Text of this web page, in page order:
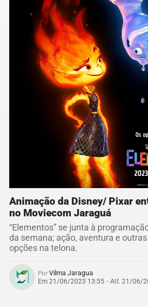
Animação da Disney/ Pixar
no Moviecom Jaraguá
“Elementos” se junta à
da semana; ação, aventura e
opções na telona.
PorVilma Jaragua
Em 21/06/2023 13:35 - Atl. 21/06/